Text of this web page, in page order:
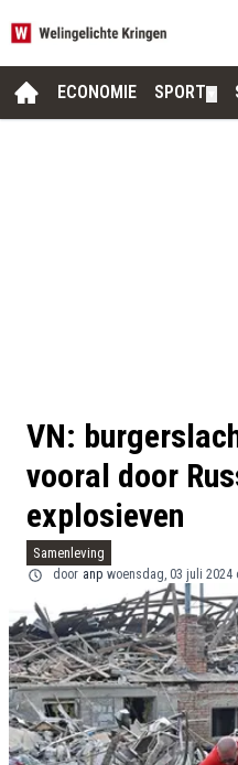
ECONOMIE SPORT
VN:
vooral door
explosieven
Samenleving
door anp woensdag, 03 juli 2024